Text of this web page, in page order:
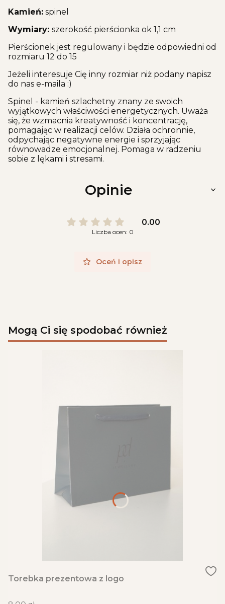
Kamień: spinel
Wymiary: szerokość pierścionka ok 1,1 cm
Pierścionek jest regulowany i będzie odpowiedni od
rozmiaru 12 do 15
Jeżeli interesuje Cię inny rozmiar niż podany napisz
do nas e-maila :)
Spinel - kamień szlachetny znany ze swoich
wyjątkowych właściwości energetycznych. Uważa
się, że wzmacnia kreatywność i koncentrację,
pomagając w realizacji celów. Działa ochronnie,
odpychając negatywne energie i sprzyjając
równowadze emocjonalnej. Pomaga w radzeniu
sobie z lękami i stresami.
Opinie
0.00
Liczba ocen: 0
Oceń i opisz
Mogą Ci się spodobać również
Torebka prezentowa z logo